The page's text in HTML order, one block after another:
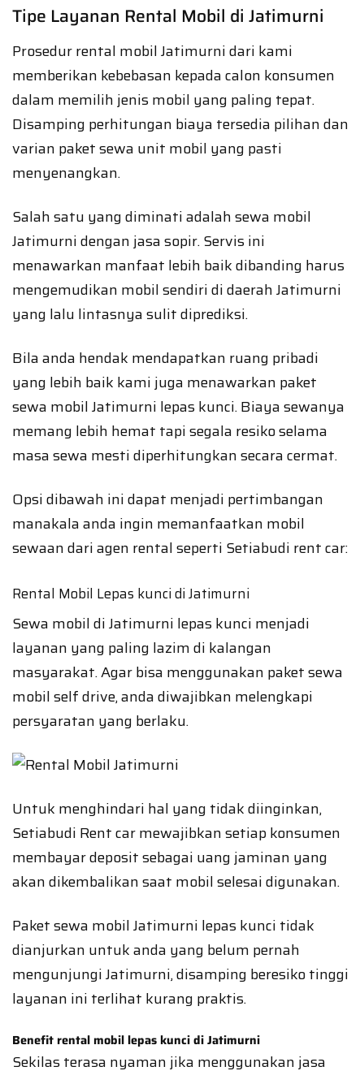
Tipe Layanan Rental Mobil di Jatimurni
Prosedur rental mobil Jatimurni dari kami
memberikan kebebasan kepada calon konsumen
dalam memilih jenis mobil yang paling tepat.
Disamping perhitungan biaya tersedia pilihan dan
varian paket sewa unit mobil yang pasti
menyenangkan.
Salah satu yang diminati adalah sewa mobil
Jatimurni dengan jasa sopir. Servis ini
menawarkan manfaat lebih baik dibanding harus
mengemudikan mobil sendiri di daerah Jatimurni
yang lalu lintasnya sulit diprediksi.
Bila anda hendak mendapatkan ruang pribadi
yang lebih baik kami juga menawarkan paket
sewa mobil Jatimurni lepas kunci. Biaya sewanya
memang lebih hemat tapi segala resiko selama
masa sewa mesti diperhitungkan secara cermat.
Opsi dibawah ini dapat menjadi pertimbangan
manakala anda ingin memanfaatkan mobil
sewaan dari agen rental seperti Setiabudi rent car:
Rental Mobil Lepas kunci di Jatimurni
Sewa mobil di Jatimurni lepas kunci menjadi
layanan yang paling lazim di kalangan
masyarakat. Agar bisa menggunakan paket sewa
mobil self drive, anda diwajibkan melengkapi
persyaratan yang berlaku.
Untuk menghindari hal yang tidak diinginkan,
Setiabudi Rent car mewajibkan setiap konsumen
membayar deposit sebagai uang jaminan yang
akan dikembalikan saat mobil selesai digunakan.
Paket sewa mobil Jatimurni lepas kunci tidak
dianjurkan untuk anda yang belum pernah
mengunjungi Jatimurni, disamping beresiko tinggi
layanan ini terlihat kurang praktis.
Benefit rental mobil lepas kunci di Jatimurni
Sekilas terasa nyaman jika menggunakan jasa